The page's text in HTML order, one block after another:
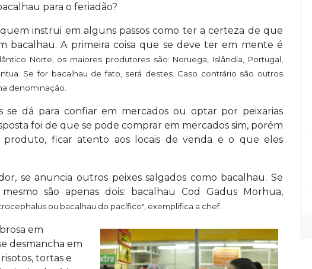
para o feriadão?
instrui em alguns passos como ter a certeza de que
bacalhau. A primeira coisa que se deve ter em mente é
Norte, os maiores produtores são: Noruega, Islândia, Portugal,
Se for bacalhau de fato, será destes. Caso contrário são outros
denominação.
dá para confiar em mercados ou optar por peixarias
foi de que se pode comprar em mercados sim, porém
ficar atento aos locais de venda e o que eles
se anuncia outros peixes salgados como bacalhau. Se
são apenas dois: bacalhau Cod Gadus Morhua,
ou bacalhau do pacífico", exemplifica a chef.
em
desmancha em
tortas e